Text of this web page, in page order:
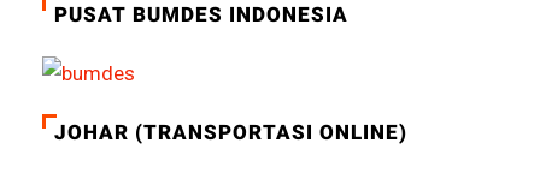
PUSAT BUMDES INDONESIA
JOHAR (TRANSPORTASI ONLINE)